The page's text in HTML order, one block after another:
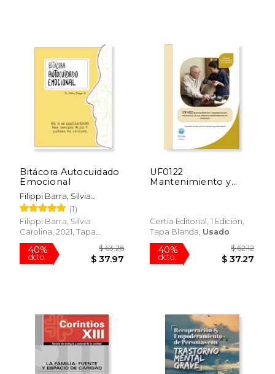
40%
dcto. $ 36.25
40%
dcto.
Bitácora Autocuidado
Emocional
Filippi Barra, Silvia
Carolina
(1)
Filippi Barra, Silvia
Carolina, 2021, Tapa
Blanda, Nuevo
UF0122
Mantenimiento y
dependientes en el
domicilio
Certia Editorial, 1 Edición,
Tapa Blanda, Usado